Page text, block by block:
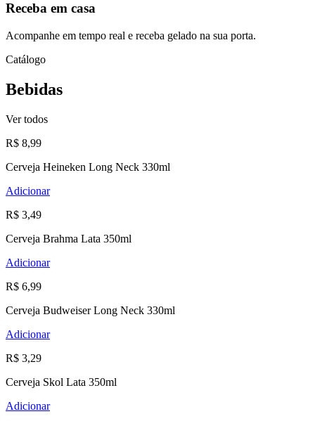
Receba em casa
Acompanhe em tempo real e receba gelado na sua porta.
Catálogo
Bebidas
Ver todos
R$ 8,99
Cerveja Heineken Long Neck 330ml
Adicionar
R$ 3,49
Cerveja Brahma Lata 350ml
Adicionar
R$ 6,99
Cerveja Budweiser Long Neck 330ml
Adicionar
R$ 3,29
Cerveja Skol Lata 350ml
Adicionar